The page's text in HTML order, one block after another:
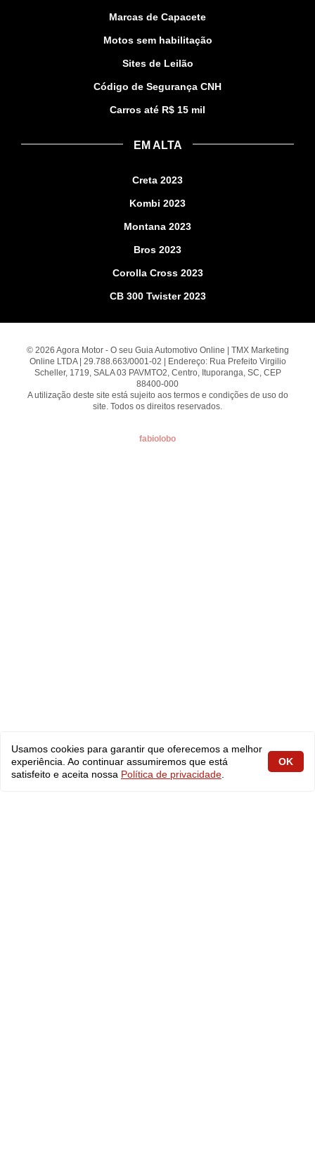
Marcas de Capacete
Motos sem habilitação
Sites de Leilão
Código de Segurança CNH
Carros até R$ 15 mil
EM ALTA
Creta 2023
Kombi 2023
Montana 2023
Bros 2023
Corolla Cross 2023
CB 300 Twister 2023
© 2026 Agora Motor - O seu Guia Automotivo Online | TMX Marketing
Online LTDA | 29.788.663/0001-02 | Endereço: Rua Prefeito Virgilio
Scheller, 1719, SALA 03 PAVMTO2, Centro, Ituporanga, SC, CEP
88400-000
A utilização deste site está sujeito aos termos e condições de uso do
site. Todos os direitos reservados.
fabiolobo
Usamos cookies para garantir que oferecemos a melhor
experiência. Ao continuar assumiremos que está
satisfeito e aceita nossa Política de privacidade
OK